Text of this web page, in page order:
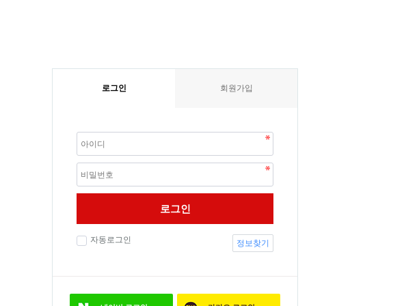
로그인 회원가입
로그인
자동로그인 정보찾기